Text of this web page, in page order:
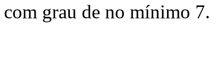
com grau de no mínimo 7.